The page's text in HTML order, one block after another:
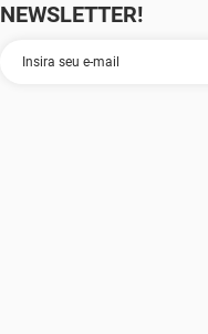
NEWSLETTER!